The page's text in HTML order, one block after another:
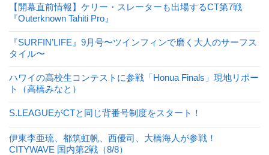
【開幕直前情報】ケリー・スレーターも出場するCT第7戦
『Outerknown Tahiti Pro』
『SURFIN’LIFE』9月号〜ツインフィンで磨く大人のサーフス
タイル〜
ハワイの高校生コンテストに参戦「Honua Finals」現地リポー
ト（高橋みなと）
S.LEAGUEがCTと同じ背番号制度をスタート！
伊東李亜琉、都筑虹帆、西優司、大橋海人が参戦！
CITYWAVE 国内第2戦（8/8）